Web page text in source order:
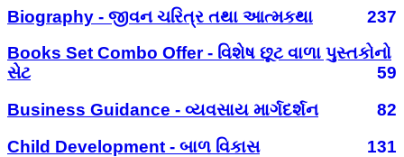
Biography - જીવન ચરિત્ર તથા આત્મકથા
237
Books Set Combo Offer - વિશેષ છૂટ વાળા પુસ્તકોનો
સેટ
59
Business Guidance - વ્યવસાય માર્ગદર્શન
82
Child Development - બાળ વિકાસ
131